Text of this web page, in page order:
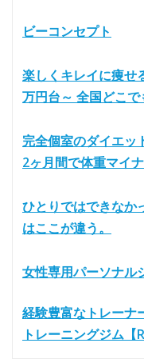
ビーコンセプト
楽しくキレイに痩せ
万円台～ 全国どこで
完全個室のダイエ
2ヶ月間で体重マイ
ひとりではできなか
はここが違う。
女性専用パーソナル
経験豊富なトレーナ
トレーニングジム【